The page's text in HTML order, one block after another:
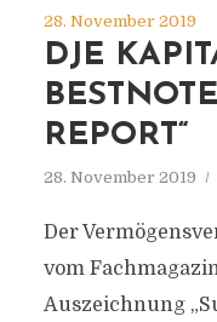
28. November 2019
DJE
REPORT“
28. November 2019
Der
vom
Auszeichnung